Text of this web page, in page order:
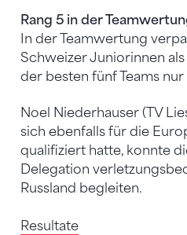
Rang 5 in der
In der Teamwertung
Schweizer Juniorinnen
der besten fünf Teams nur
Noel Niederhauser (TV
sich ebenfalls für die
qualifiziert hatte, konnte
Delegation
Russland begleiten.
Resultate